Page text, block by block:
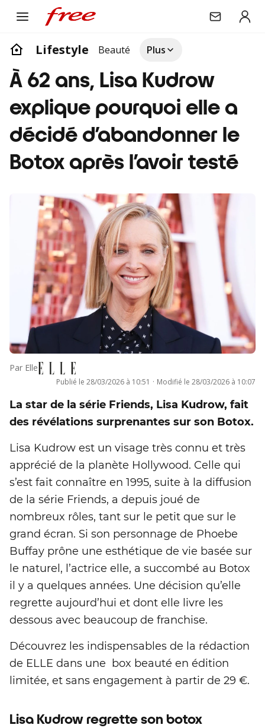
Lifestyle Beauté Plus
À 62 ans, Lisa Kudrow
explique pourquoi elle a
décidé d’abandonner le
Botox après l’avoir testé
Par Elle
Publié le 28/03/2026 à 10:51 · Modifié le 28/03/2026 à 10:07
La star de la série Friends, Lisa Kudrow, fait
des révélations surprenantes sur son Botox.
Lisa Kudrow est un visage très connu et très
apprécié de la planète Hollywood. Celle qui
s’est fait connaître en 1995, suite à la diffusion
de la série Friends, a depuis joué de
nombreux rôles, tant sur le petit que sur le
grand écran. Si son personnage de Phoebe
Buffay prône une esthétique de vie basée sur
le naturel, l’actrice elle, a succombé au Botox
il y a quelques années. Une décision qu’elle
regrette aujourd’hui et dont elle livre les
dessous avec beaucoup de franchise.
Découvrez les indispensables de la rédaction
de ELLE dans une box beauté en édition
limitée, et sans engagement à partir de 29 €.
Lisa Kudrow regrette son botox